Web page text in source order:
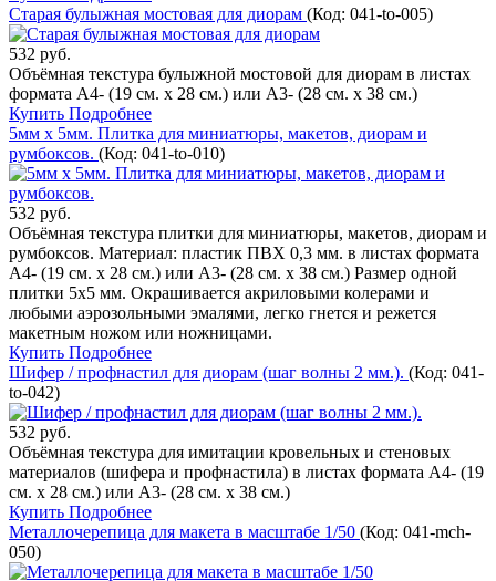
Старая булыжная мостовая для диорам (Код: 041-to-005)
532 руб.
Объёмная текстура булыжной мостовой для диорам в листах
формата А4- (19 см. х 28 см.) или А3- (28 см. х 38 см.)
Купить Подробнее
5мм x 5мм. Плитка для миниатюры, макетов, диорам и
румбоксов. (Код: 041-to-010)
532 руб.
Объёмная текстура плитки для миниатюры, макетов, диорам и
румбоксов. Материал: пластик ПВХ 0,3 мм. в листах формата
А4- (19 см. х 28 см.) или А3- (28 см. х 38 см.) Размер одной
плитки 5х5 мм. Окрашивается акриловыми колерами и
любыми аэрозольными эмалями, легко гнется и режется
макетным ножом или ножницами.
Купить Подробнее
Шифер / профнастил для диорам (шаг волны 2 мм.). (Код: 041-
to-042)
532 руб.
Объёмная текстура для имитации кровельных и стеновых
материалов (шифера и профнастила) в листах формата А4- (19
см. х 28 см.) или А3- (28 см. х 38 см.)
Купить Подробнее
Металлочерепица для макета в масштабе 1/50 (Код: 041-mch-
050)